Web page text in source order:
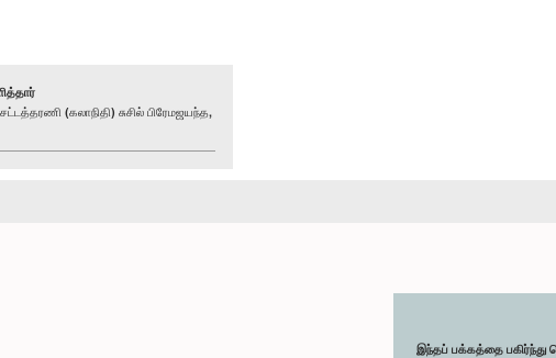
(கலாநிதி) சுசில் பிரேமஜயந்த,
இந்தப் பக்கத்தை